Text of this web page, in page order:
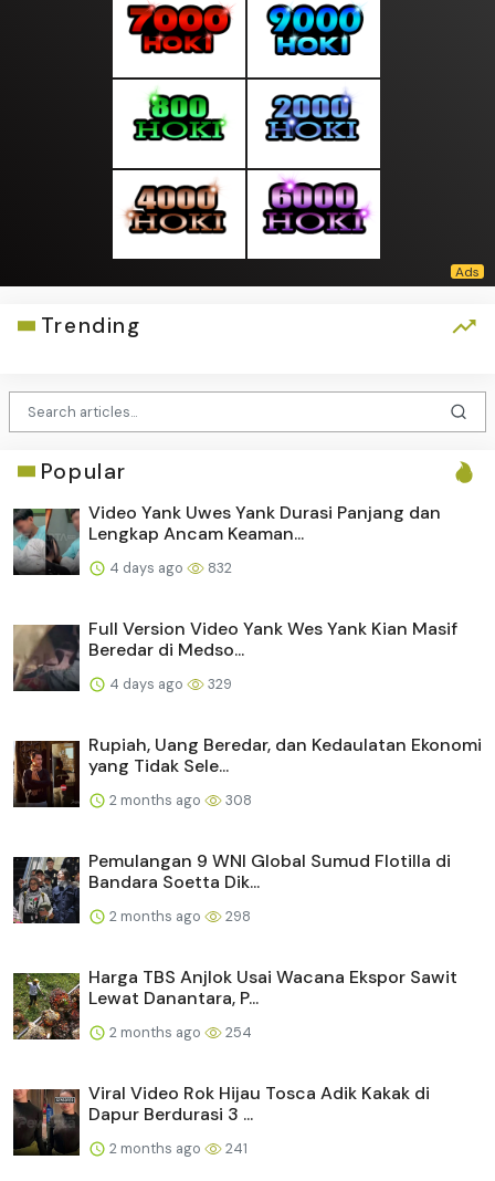
Trending
Popular
Video Yank Uwes Yank Durasi Panjang dan
Lengkap Ancam Keaman...
4 days ago 832
Full Version Video Yank Wes Yank Kian Masif
Beredar di Medso...
4 days ago 329
Rupiah, Uang Beredar, dan Kedaulatan Ekonomi
yang Tidak Sele...
2 months ago 308
Pemulangan 9 WNI Global Sumud Flotilla di
Bandara Soetta Dik...
2 months ago 298
Harga TBS Anjlok Usai Wacana Ekspor Sawit
Lewat Danantara, P...
2 months ago 254
Viral Video Rok Hijau Tosca Adik Kakak di
Dapur Berdurasi 3 ...
2 months ago 241